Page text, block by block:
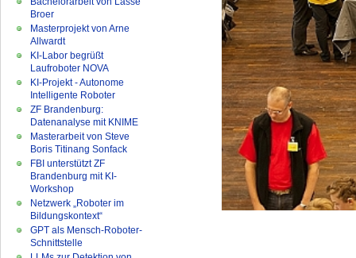
Broer
Masterprojekt von Arne
Allwardt
KI-Labor begrüßt
Laufroboter NOVA
KI-Projekt - Autonome
Intelligente Roboter
ZF Brandenburg:
Datenanalyse mit KNIME
Masterarbeit von Steve
Boris Titinang Sonfack
FBI unterstützt ZF
Brandenburg mit KI-
Workshop
Netzwerk „Roboter im
Bildungskontext“
GPT als Mensch-Roboter-
Schnittstelle